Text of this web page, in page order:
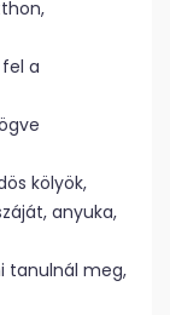
a
kölyök,
anyuka,
tanulnál meg,